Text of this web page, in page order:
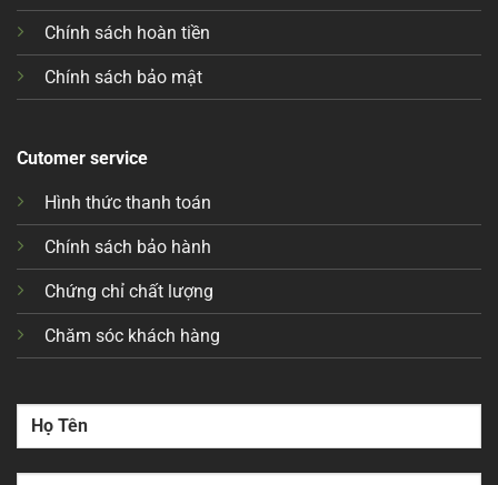
Chính sách hoàn tiền
Chính sách bảo mật
Cutomer service
Hình thức thanh toán
Chính sách bảo hành
Chứng chỉ chất lượng
Chăm sóc khách hàng